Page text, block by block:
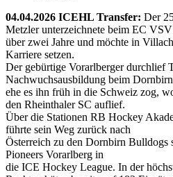
04.04.2026 ICEHL Transfer: Der
Metzler unterzeichnete beim EC
über zwei Jahre und möchte in
Karriere setzen.
Der gebürtige Vorarlberger durchlief
Nachwuchsausbildung beim
ehe es ihn früh in die Schweiz zog,
den Rheinthaler SC auflief.
Über die Stationen RB Hockey
führte sein Weg zurück nach
Österreich zu den Dornbirn Bulldogs
Pioneers Vorarlberg in
die ICE Hockey League. In der